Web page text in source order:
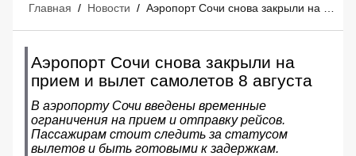
Главная / Новости /
Аэропорт Сочи снова закрыли на
прием и вылет самолетов 8 августа
В аэропорту Сочи введены временные
ограничения на прием и отправку рейсов.
Пассажирам стоит следить за статусом
вылетов и быть готовыми к задержкам.